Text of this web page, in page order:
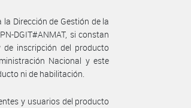
Dirección de Gestión de la
DGIT#ANMAT, si constan
de inscripción del producto
Nacional y este
ni de habilitación.
y usuarios del producto